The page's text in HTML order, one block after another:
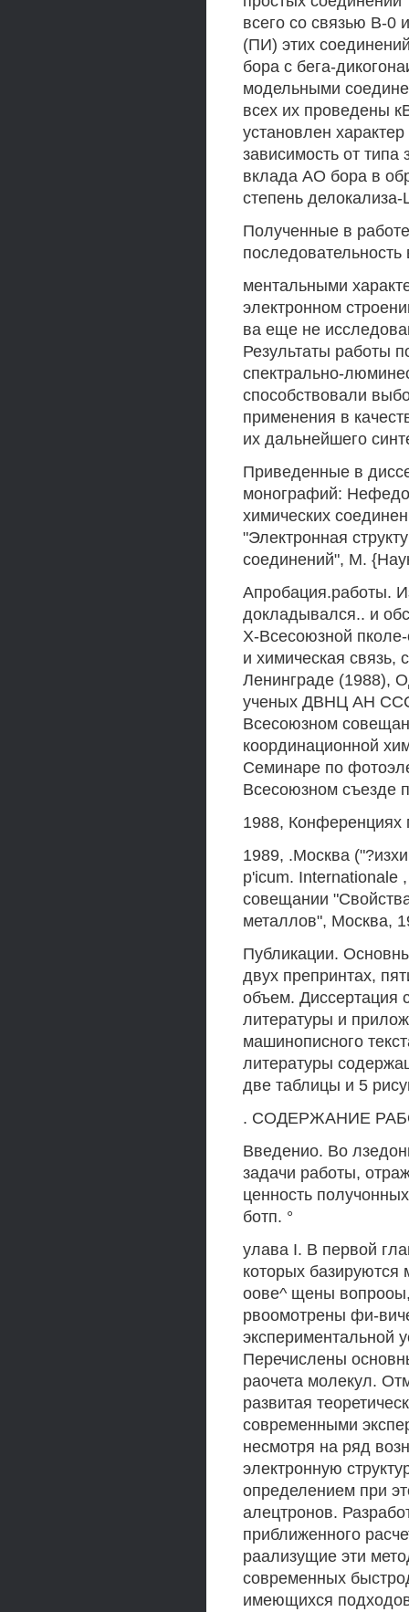
всего со связью В-0
(ПИ) этих
бора с бега-
модельными
всех их проведены
установлен
зависимость от типа
вклада АО бора в
степень
Полученные в
ментальными
электронном
ва еще не
Результаты работы
спектрально-
способствовали
применения в
их дальнейшего
Приведенные в
монографий:
химических
"Электронная
соединений", М.
Апробация.работы.
докладывался.. и
Х-Всесоюзной
и химическая связь,
Ленинграде (1988),
ученых ДВНЦ АН
Всесоюзном
координационной
Семинаре по
Всесоюзном съезде
1988, Конференциях
1989, .Москва
p'icum. Internationale
совещании
металлов", Москва,
Публикации.
двух препринтах,
объем. Диссертация
литературы и
машинописного
литературы
две таблицы и 5
. СОДЕРЖАНИЕ
Введенио. Во
задачи работы,
ценность
ботп. °
улава I. В первой
которых
оове^ щены
рвоомотрены фи-
экспериментальной
Перечислены
раочета молекул.
развитая
современными
несмотря на ряд
электронную
определением при
алецтронов.
приближенного
раализущие эти
современных
имеющихся